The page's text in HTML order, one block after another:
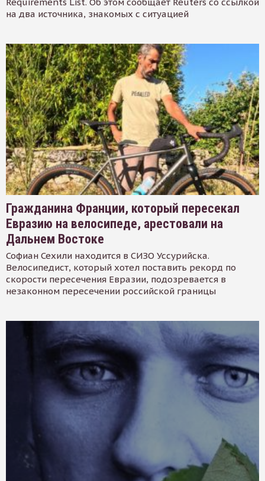
на два источника, знакомых с ситуацией
Гражданина Франции, который пересекал
Евразию на велосипеде, арестовали на
Дальнем Востоке
Софиан Сехили находится в СИЗО Уссурийска.
Велосипедист, который хотел поставить рекорд по
скорости пересечения Евразии, подозревается в
незаконном пересечении российской границы